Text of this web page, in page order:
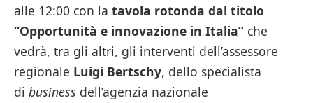
alle 12:00 con la tavola rotonda dal titolo
“Opportunità e innovazione in Italia” che
vedrà, tra gli altri, gli interventi dell’assessore
regionale Luigi Bertschy, dello specialista
di business dell’agenzia nazionale